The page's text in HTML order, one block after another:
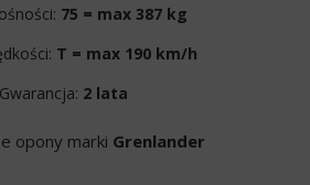
75 = max 387 kg
T = max 190 km/h
Gwarancja: 2 lata
opony marki Grenlander